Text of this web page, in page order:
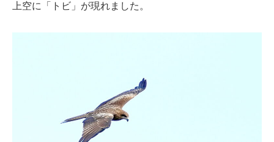
上空に「トビ」が現れました。